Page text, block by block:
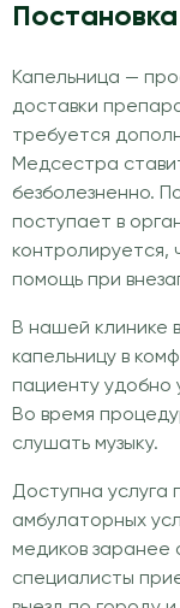
Капельница —
доставки
требуется
Медсестра
безболезненно.
поступает в
контролируется,
помощь при
В нашей клинике
капельницу в
пациенту удобно
Во время
слушать музыку.
Доступна услуга
амбулаторных
медиков заранее
специалисты